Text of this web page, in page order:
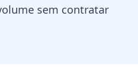
sem contratar